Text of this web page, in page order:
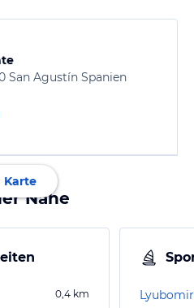
San Agustín Spanien
Karte
Nähe
0,4 km